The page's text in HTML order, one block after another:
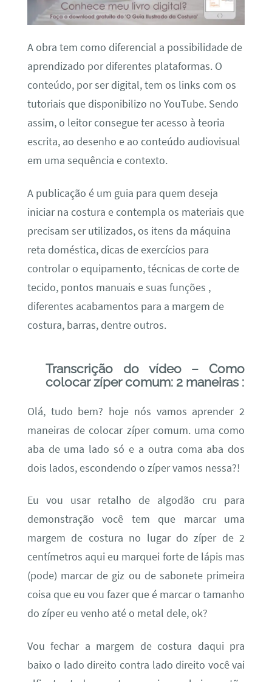
A obra tem como diferencial a possibilidade de
aprendizado por diferentes plataformas. O
conteúdo, por ser digital, tem os links com os
tutoriais que disponibilizo no YouTube. Sendo
assim, o leitor consegue ter acesso à teoria
escrita, ao desenho e ao conteúdo audiovisual
em uma sequência e contexto.
A publicação é um guia para quem deseja
iniciar na costura e contempla os materiais que
precisam ser utilizados, os itens da máquina
reta doméstica, dicas de exercícios para
controlar o equipamento, técnicas de corte de
tecido, pontos manuais e suas funções ,
diferentes acabamentos para a margem de
costura, barras, dentre outros.
Transcrição do vídeo – Como
colocar zíper comum: 2 maneiras :
Olá, tudo bem? hoje nós vamos aprender 2
maneiras de colocar zíper comum. uma como
aba de uma lado só e a outra coma aba dos
dois lados, escondendo o zíper vamos nessa?!
Eu vou usar retalho de algodão cru para
demonstração você tem que marcar uma
margem de costura no lugar do zíper de 2
centímetros aqui eu marquei forte de lápis mas
(pode) marcar de giz ou de sabonete primeira
coisa que eu vou fazer que é marcar o tamanho
do zíper eu venho até o metal dele, ok?
Vou fechar a margem de costura daqui pra
baixo o lado direito contra lado direito você vai